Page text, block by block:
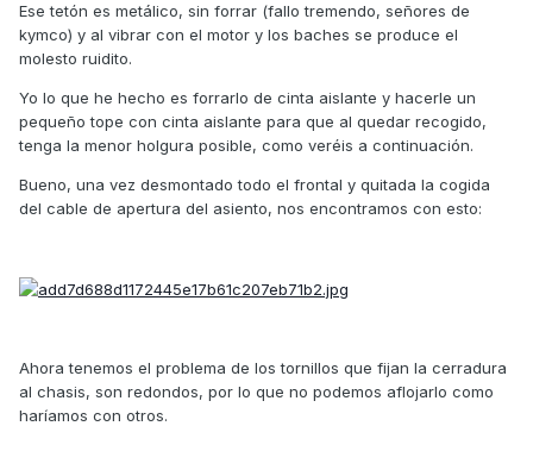
Ese tetón es metálico, sin forrar (fallo tremendo, señores de
kymco) y al vibrar con el motor y los baches se produce el
molesto ruidito.
Yo lo que he hecho es forrarlo de cinta aislante y hacerle un
pequeño tope con cinta aislante para que al quedar recogido,
tenga la menor holgura posible, como veréis a continuación.
Bueno, una vez desmontado todo el frontal y quitada la cogida
del cable de apertura del asiento, nos encontramos con esto:
Ahora tenemos el problema de los tornillos que fijan la cerradura
al chasis, son redondos, por lo que no podemos aflojarlo como
haríamos con otros.